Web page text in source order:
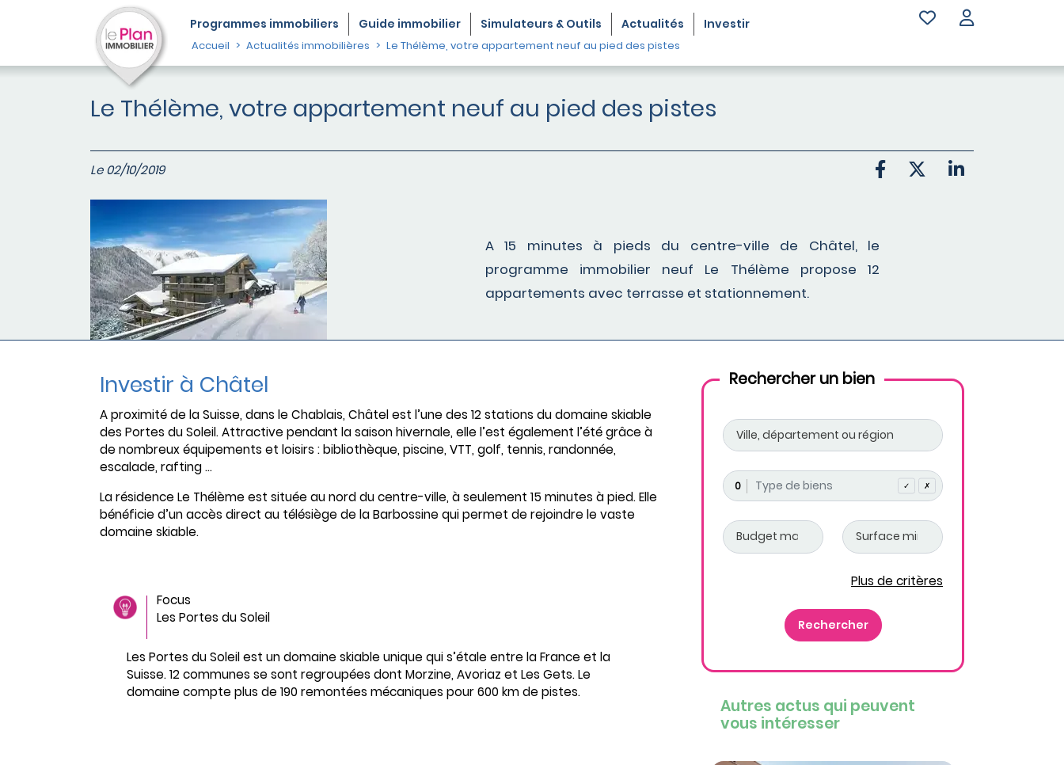
Programmes immobiliers Guide immobilier Simulateurs & Outils Actualités Investir
Accueil Actualités immobilières Le Thélème, votre appartement neuf au pied des pistes
Le Thélème, votre appartement neuf au pied des pistes
Le 02/10/2019
A 15 minutes à pieds du centre-ville de Châtel, le
programme immobilier neuf Le Thélème propose 12
appartements avec terrasse et stationnement.
Investir à Châtel
A proximité de la Suisse, dans le Chablais, Châtel est l’une des 12 stations du domaine skiable
des Portes du Soleil. Attractive pendant la saison hivernale, elle l’est également l’été grâce à
de nombreux équipements et loisirs : bibliothèque, piscine, VTT, golf, tennis, randonnée,
escalade, rafting …
La résidence Le Thélème est située au nord du centre-ville, à seulement 15 minutes à pied. Elle
bénéficie d’un accès direct au télésiège de la Barbossine qui permet de rejoindre le vaste
domaine skiable.
Focus
Les Portes du Soleil
Les Portes du Soleil est un domaine skiable unique qui s’étale entre la France et la
Suisse. 12 communes se sont regroupées dont Morzine, Avoriaz et Les Gets. Le
domaine compte plus de 190 remontées mécaniques pour 600 km de pistes.
Rechercher un bien
0 ✓ ✗
Plus de critères
Autres actus qui peuvent
vous intéresser